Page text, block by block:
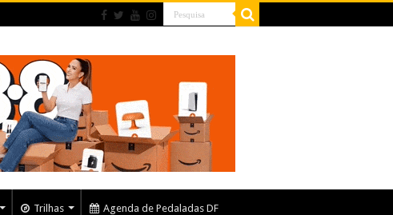
Trilhas Agenda de Pedaladas DF